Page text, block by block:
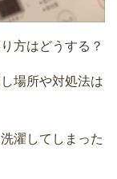
方はどうする？
場所や対処法は
濯してしまった